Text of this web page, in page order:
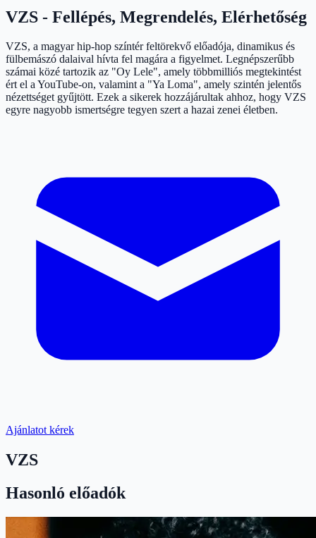
VZS - Fellépés, Megrendelés, Elérhetőség
VZS, a magyar hip-hop színtér feltörekvő előadója, dinamikus és
fülbemászó dalaival hívta fel magára a figyelmet. Legnépszerűbb
számai közé tartozik az "Oy Lele", amely többmilliós megtekintést
ért el a YouTube-on, valamint a "Ya Loma", amely szintén jelentős
nézettséget gyűjtött. Ezek a sikerek hozzájárultak ahhoz, hogy VZS
egyre nagyobb ismertségre tegyen szert a hazai zenei életben.
Ajánlatot kérek
VZS
Hasonló előadók